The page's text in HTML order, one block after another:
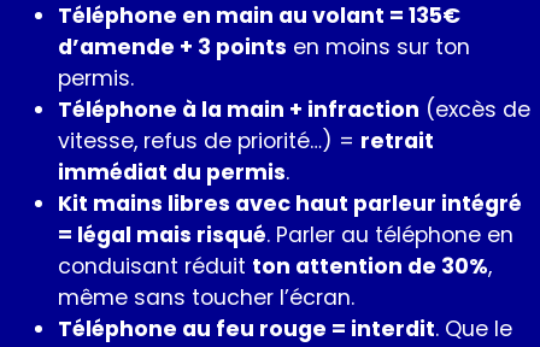
Téléphone en main au volant = 135€
d’amende + 3 points en moins sur ton
permis.
Téléphone à la main + infraction (excès de
vitesse, refus de priorité…) = retrait
immédiat du permis.
Kit mains libres avec haut parleur intégré
= légal mais risqué. Parler au téléphone en
conduisant réduit ton attention de 30%,
même sans toucher l’écran.
Téléphone au feu rouge = interdit. Que le